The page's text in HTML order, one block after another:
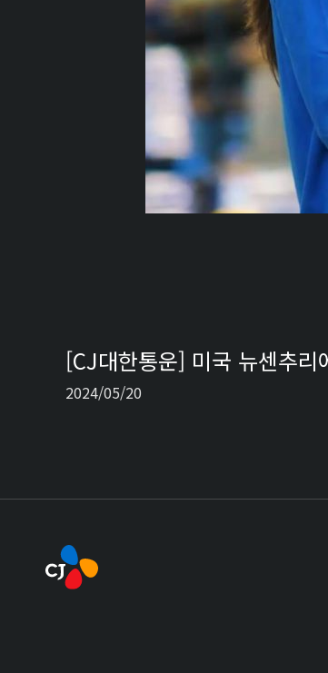
[CJ대한통운] 미국 뉴센추
2024/05/20